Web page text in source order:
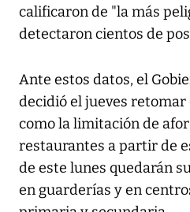
calificaron de "la más
detectaron cientos de
Ante estos datos, el
decidió el jueves
como la limitación de
restaurantes a partir de
de este lunes quedarán
en guarderías y en